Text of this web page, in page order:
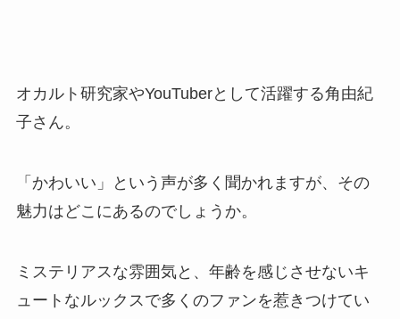
オカルト研究家やYouTuberとして活躍する角由紀
子さん。
「かわいい」という声が多く聞かれますが、その
魅力はどこにあるのでしょうか。
ミステリアスな雰囲気と、年齢を感じさせないキ
ュートなルックスで多くのファンを惹きつけてい